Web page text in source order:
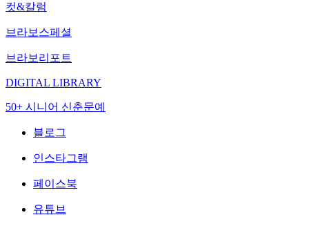
컷&칼럼
브라보스페셜
브라보리포트
DIGITAL LIBRARY
50+ 시니어 신춘문예
블로그
인스타그램
페이스북
유튜브